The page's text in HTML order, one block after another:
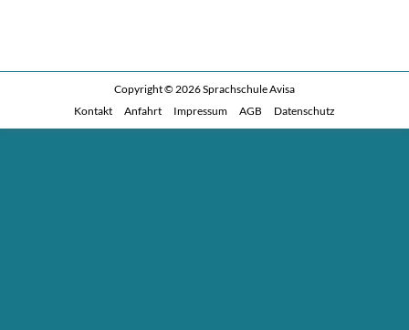
Copyright © 2026Sprachschule Avisa
Kontakt
Anfahrt Impressum AGB Datenschutz